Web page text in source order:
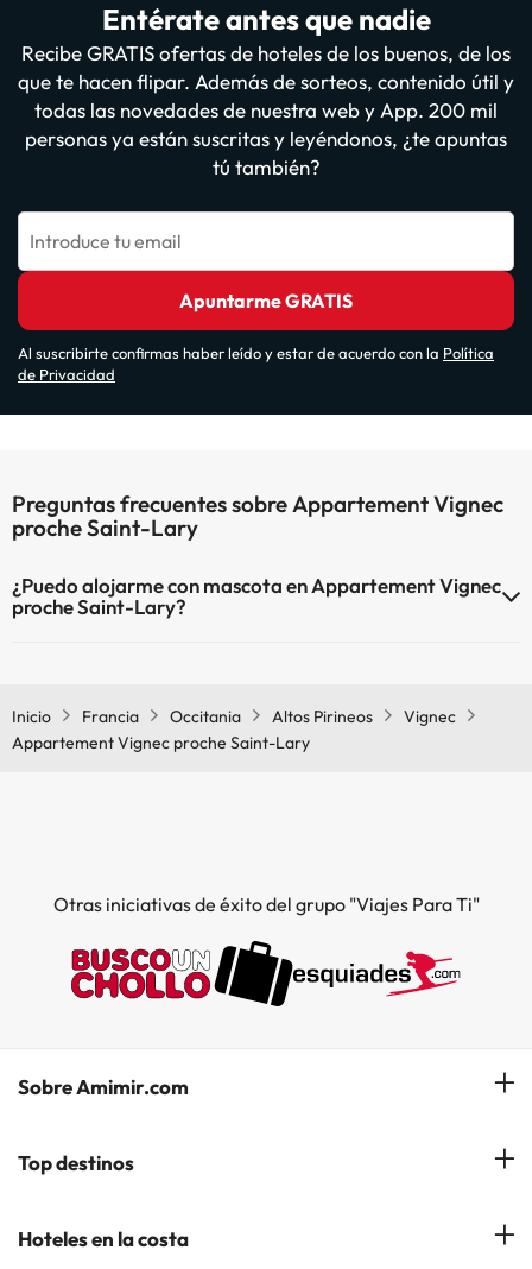
Entérate antes que nadie
Recibe GRATIS ofertas de hoteles de los buenos, de los
que te hacen flipar. Además de sorteos, contenido útil y
todas las novedades de nuestra web y App. 200 mil
personas ya están suscritas y leyéndonos, ¿te apuntas
tú también?
Introduce tu email
Apuntarme GRATIS
Al suscribirte confirmas haber leído y estar de acuerdo con la Política
de Privacidad
Preguntas frecuentes sobre Appartement Vignec
proche Saint-Lary
¿Puedo alojarme con mascota en Appartement Vignec
proche Saint-Lary?
Inicio Francia Occitania Altos Pirineos
Vignec
Appartement Vignec proche Saint-Lary
Otras iniciativas de éxito del grupo "Viajes Para Ti"
Sobre Amimir.com
¿Quiénes somos?
Gestionar mi reserva
Top destinos
Hoteles en Salou
Hoteles en la costa